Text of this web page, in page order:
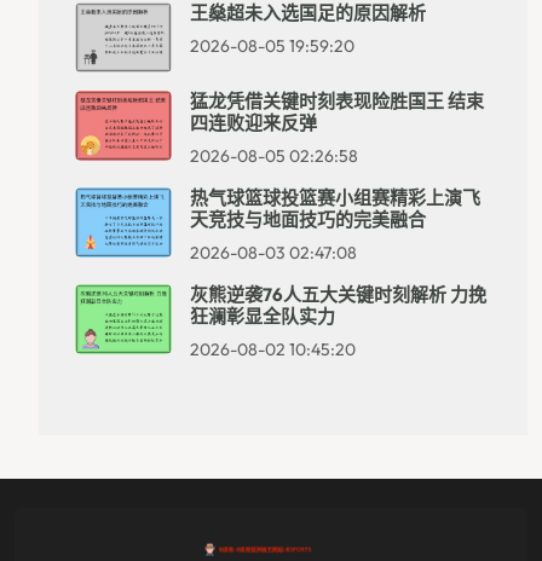
王燊超未入选国足的原因解析
2026-08-05 19:59:20
猛龙凭借关键时刻表现险胜国王 结束
四连败迎来反弹
2026-08-05 02:26:58
热气球篮球投篮赛小组赛精彩上演飞
天竞技与地面技巧的完美融合
2026-08-03 02:47:08
灰熊逆袭76人五大关键时刻解析 力挽
狂澜彰显全队实力
2026-08-02 10:45:20